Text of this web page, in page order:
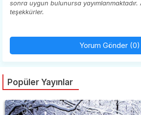
sonra uygun bulunursa yayımlanmaktadır.
teşekkürler.
Yorum Gönder (0)
Popüler Yayınlar